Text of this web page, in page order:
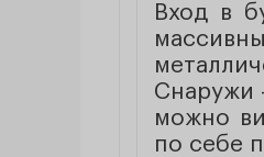
Вход в
Снаружи
можно
по себе